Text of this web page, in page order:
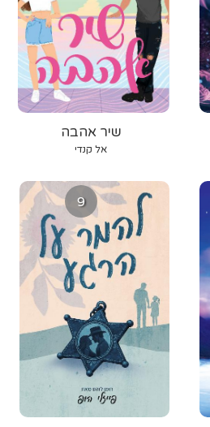
שיר אהבה
אל קנדי
9